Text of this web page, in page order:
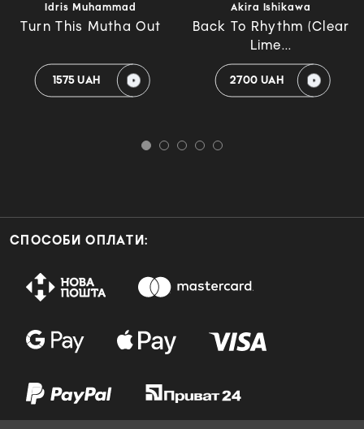
Idris Muhammad
Turn This Mutha Out
1575 UAH
Akira Ishikawa
Back To Rhythm (Clear
Lime...
2700 UAH
СПОСОБИ ОПЛАТИ: